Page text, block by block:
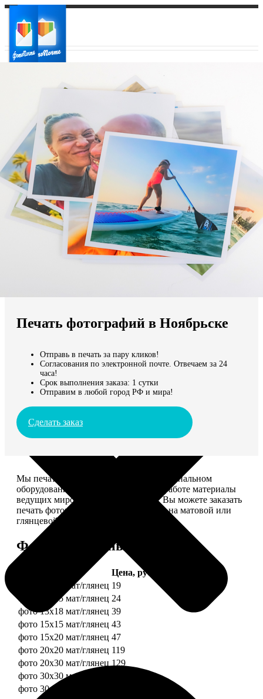
Ваш регион доставки
Выберите из списка:
Мы доставляем по всему миру
Продолжить без города
Печать фотографий в Ноябрьске
Отправь в печать за пару кликов!
Согласования по электронной почте. Отвечаем за 24
часа!
Срок выполнения заказа: 1 сутки
Отправим в любой город РФ и мира!
Сделать заказ
Мы печатаем фотографии на профессиональном
оборудовании Noritsu, используем в работе материалы
ведущих мировых производителей. Вы можете заказать
печать фотографий разных форматов на матовой или
глянцевой фотобумаге.
Форматы и цены
Цена, руб.
фото 10х10 мат/глянец 19
фото 10х15 мат/глянец 24
фото 13х18 мат/глянец 39
фото 15х15 мат/глянец 43
фото 15х20 мат/глянец 47
фото 20х20 мат/глянец 119
фото 20х30 мат/глянец 129
фото 30х30 мат/глянец
фото 30х40 мат/глянец